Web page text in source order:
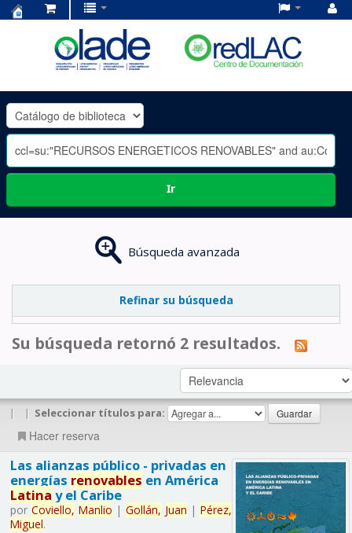
OLADE
-
Ir
Búsqueda avanzada
Refinar su búsqueda
Su búsqueda retornó 2 resultados.
| | Seleccionar títulos para:
Hacer reserva
Las alianzas público - privadas en
energías renovables en América
Latina y el Caribe
por Coviello, Manlio | Gollán, Juan | Pérez,
Miguel.